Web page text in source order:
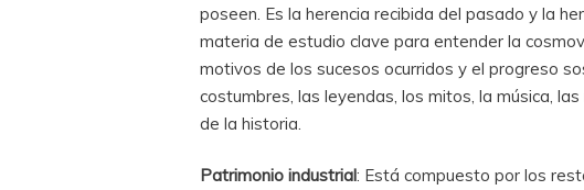
poseen. Es la herencia recibida del pasado y la
materia de estudio clave para entender la
motivos de los sucesos ocurridos y el progreso
costumbres, las leyendas, los mitos, la música,
de la historia.
Patrimonio industrial: Está compuesto por los